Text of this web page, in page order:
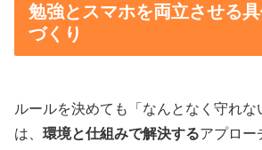
勉強とスマホを両立させる
づくり
ルールを決めても「なんとなく守れ
は、 環境と仕組みで解決するアプロー